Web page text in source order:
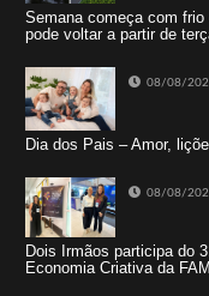
Semana começa com
pode voltar a partir de
08/08/
Dia dos Pais – Amor,
08/08/
Dois Irmãos participa do
Economia Criativa da